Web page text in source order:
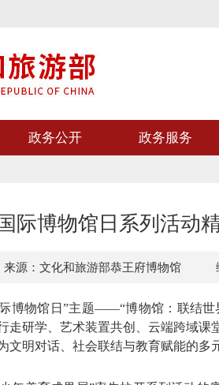
政务公开 政务服务
际博物馆日系列活动
来源：文化和旅游部恭王府博物馆
博物馆日”主题——“博物馆：联结世
走研学、艺术装置共创、云端跨域课
文明对话、社会联结与教育赋能的多